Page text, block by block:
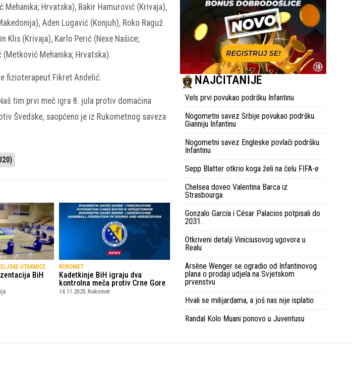
Mehanika; Hrvatska), Bakir Hamurović (Krivaja),
Aden Lugavić (Konjuh), Roko Raguž
Klis (Krivaja), Karlo Perić (Nexe Našice;
(Metković Mehanika; Hrvatska).
fizioterapeut Fikret Andelić.
tim prvi meč igra 8. jula protiv domaćina
Švedske, saopćeno je iz Rukometnog saveza
UTAKMICE
BiH
RUKOMET
Kadetkinje BiH igraju dva
kontrolna meča protiv Crne Gore
14.11.2025. Rukomet
NAJČITANIJE
Vels prvi povukao podršku Infantinu
Nogometni savez Srbije povukao podršku
Gianniju Infantinu
Nogometni savez Engleske povlači podršku
Infantinu
Sepp Blatter otkrio koga želi na čelu FIFA-e
Chelsea doveo Valentina Barca iz
Strasbourga
Gonzalo García i César Palacios potpisali do
2031.
Otkriveni detalji Viniciusovog ugovora u
Realu
Arsène Wenger se ogradio od Infantinovog
plana o prodaji udjela na Svjetskom
prvenstvu
Hvali se milijardama, a još nas nije isplatio
Randal Kolo Muani ponovo u Juventusu